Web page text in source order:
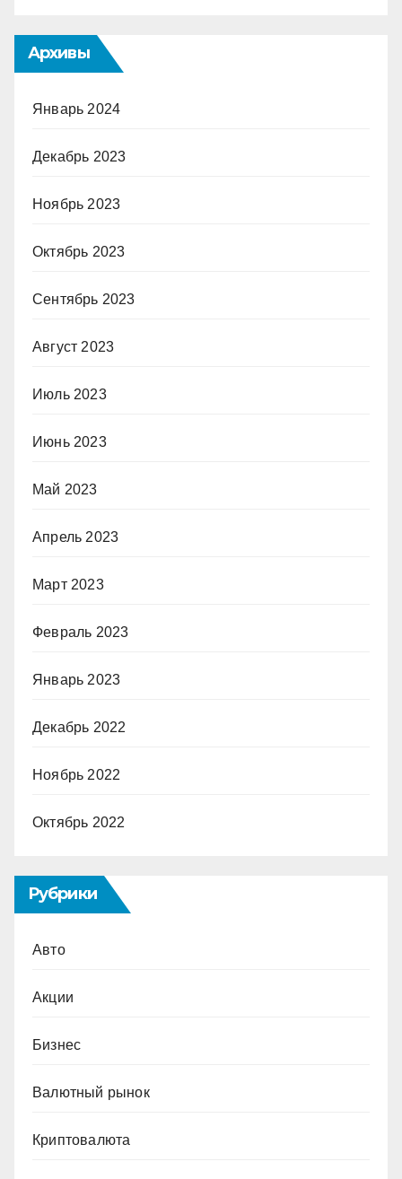
Архивы
Январь 2024
Декабрь 2023
Ноябрь 2023
Октябрь 2023
Сентябрь 2023
Август 2023
Июль 2023
Июнь 2023
Май 2023
Апрель 2023
Март 2023
Февраль 2023
Январь 2023
Декабрь 2022
Ноябрь 2022
Октябрь 2022
Рубрики
Авто
Акции
Бизнес
Валютный рынок
Криптовалюта